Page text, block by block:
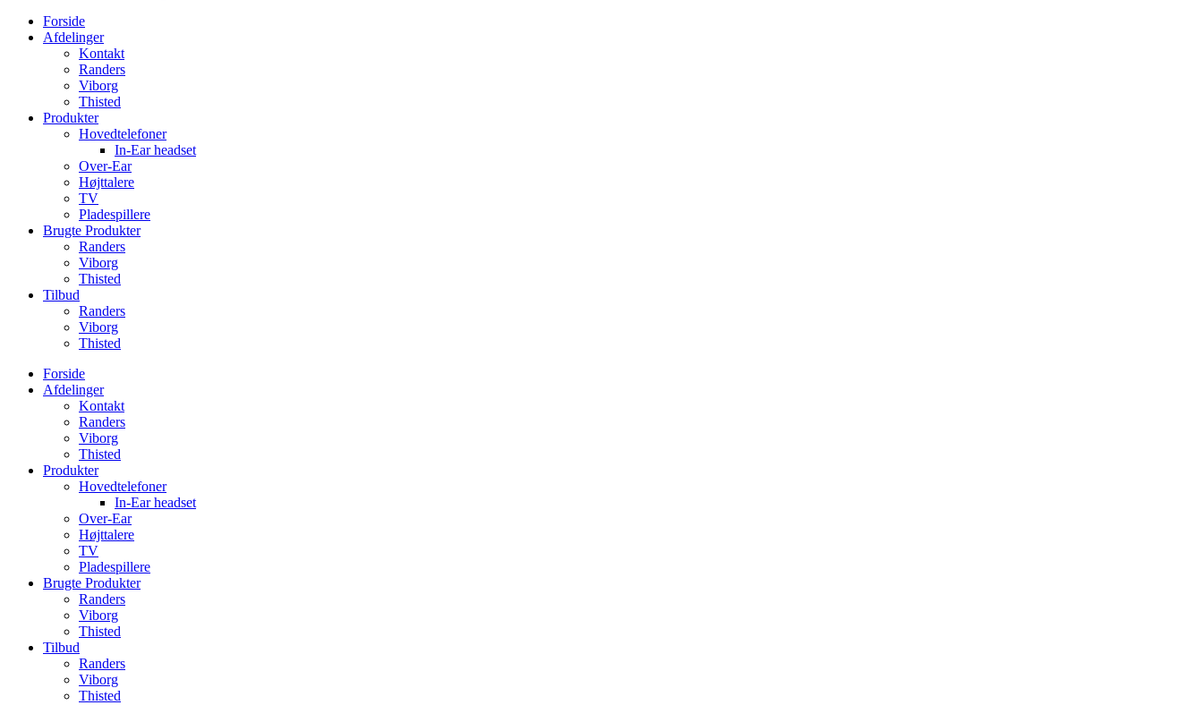
Forside
Afdelinger
Kontakt
Randers
Viborg
Thisted
Produkter
Hovedtelefoner
In-Ear headset
Over-Ear
Højttalere
TV
Pladespillere
Brugte Produkter
Randers
Viborg
Thisted
Tilbud
Randers
Viborg
Thisted
Forside
Afdelinger
Kontakt
Randers
Viborg
Thisted
Produkter
Hovedtelefoner
In-Ear headset
Over-Ear
Højttalere
TV
Pladespillere
Brugte Produkter
Randers
Viborg
Thisted
Tilbud
Randers
Viborg
Thisted